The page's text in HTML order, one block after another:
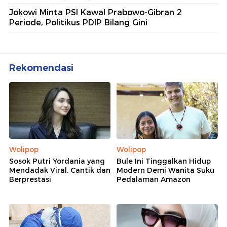
Jokowi Minta PSI Kawal Prabowo-Gibran 2
Periode, Politikus PDIP Bilang Gini
Rekomendasi
Wolipop
Sosok Putri Yordania yang
Mendadak Viral, Cantik dan
Berprestasi
Wolipop
Bule Ini Tinggalkan Hidup
Modern Demi Wanita Suku
Pedalaman Amazon